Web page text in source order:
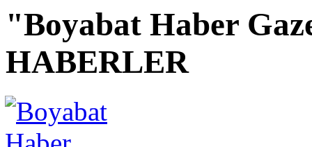
"Boyabat Haber
HABERLER